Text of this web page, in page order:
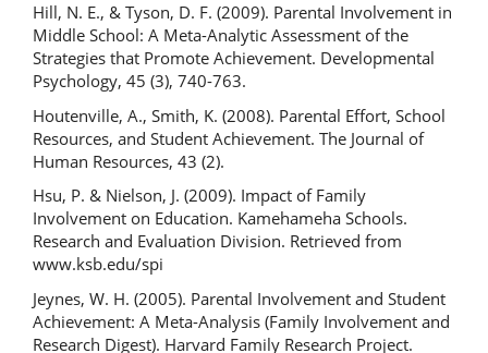
Hill, N. E., & Tyson, D. F. (2009). Parental Involvement in
Middle School: A Meta-Analytic Assessment of the
Strategies that Promote Achievement. Developmental
Psychology, 45 (3), 740-763.
Houtenville, A., Smith, K. (2008). Parental Effort, School
Resources, and Student Achievement. The Journal of
Human Resources, 43 (2).
Hsu, P. & Nielson, J. (2009). Impact of Family
Involvement on Education. Kamehameha Schools.
Research and Evaluation Division. Retrieved from
www.ksb.edu/spi
Jeynes, W. H. (2005). Parental Involvement and Student
Achievement: A Meta-Analysis (Family Involvement and
Research Digest). Harvard Family Research Project.